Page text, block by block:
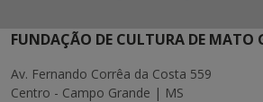
FUNDAÇÃO DE CULTURA DE MATO
Av. Fernando Corrêa da Costa 559
Centro - Campo Grande | MS